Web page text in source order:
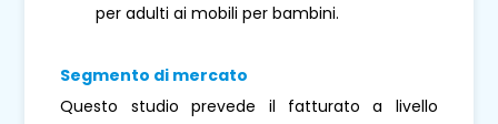
per adulti ai mobili per bambini.
Segmento di mercato
Questo studio prevede il fatturato a livello